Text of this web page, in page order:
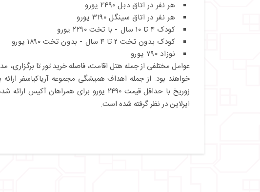
هر نفر در اتاق دبل ۲۴۹۰ یورو
هر نفر در اتاق سینگل ۳۱۹۰ یورو
کودک ۴ تا ۱۰ سال - با تخت ۲۲۹۰ یورو
کودک بدون تخت ۲ تا ۴ سال - بدون تخت ۱۸۹۰ یورو
نوزاد ۷۹۰ یورو
عوامل مختلفی از جمله هتل اقامت، فاصله خرید تور تا برگزاری،
خواهند بود. از جمله اهداف همیشگی مجموعه آریاکیاسفر
زوریخ با حداقل قیمت ۲۴۹۰ یورو برای
ایرلاین در نظر گرفته شده است.